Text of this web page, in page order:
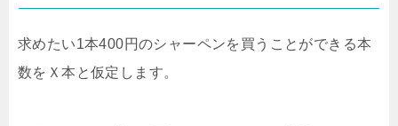
求めたい1本400円のシャーペンを買うことができる本
数をＸ本と仮定します。